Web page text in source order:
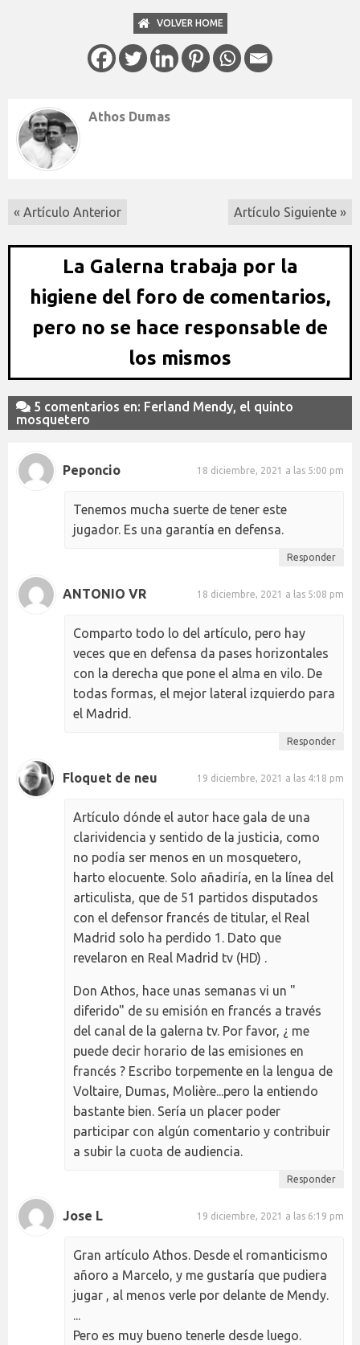
VOLVER HOME
Athos Dumas
« Artículo Anterior Artículo Siguiente »
La Galerna trabaja por la
higiene del foro de comentarios,
pero no se hace responsable de
los mismos
5 comentarios en: Ferland Mendy, el quinto
mosquetero
Peponcio 18 diciembre, 2021 a las 5:00 pm
Tenemos mucha suerte de tener este
jugador. Es una garantía en defensa.
Responder
ANTONIO VR 18 diciembre, 2021 a las 5:08 pm
Comparto todo lo del artículo, pero hay
veces que en defensa da pases horizontales
con la derecha que pone el alma en vilo. De
todas formas, el mejor lateral izquierdo para
el Madrid.
Responder
Floquet de neu 19 diciembre, 2021 a las 4:18 pm
Artículo dónde el autor hace gala de una
clarividencia y sentido de la justicia, como
no podía ser menos en un mosquetero,
harto elocuente. Solo añadiría, en la línea del
articulista, que de 51 partidos disputados
con el defensor francés de titular, el Real
Madrid solo ha perdido 1. Dato que
revelaron en Real Madrid tv (HD) .
Don Athos, hace unas semanas vi un "
diferido" de su emisión en francés a través
del canal de la galerna tv. Por favor, ¿ me
puede decir horario de las emisiones en
francés ? Escribo torpemente en la lengua de
Voltaire, Dumas, Molière...pero la entiendo
bastante bien. Sería un placer poder
participar con algún comentario y contribuir
a subir la cuota de audiencia.
Responder
Jose L 19 diciembre, 2021 a las 6:19 pm
Gran artículo Athos. Desde el romanticismo
añoro a Marcelo, y me gustaría que pudiera
jugar , al menos verle por delante de Mendy.
...
Pero es muy bueno tenerle desde luego.